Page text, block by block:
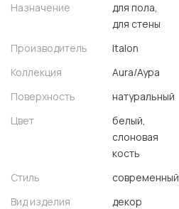
Назначение
для пола,
для стены
Производитель
Italon
Коллекция
Aura/Аура
Поверхность
натуральный
Цвет
белый,
слоновая
кость
Стиль
современный
Вид изделия
декор